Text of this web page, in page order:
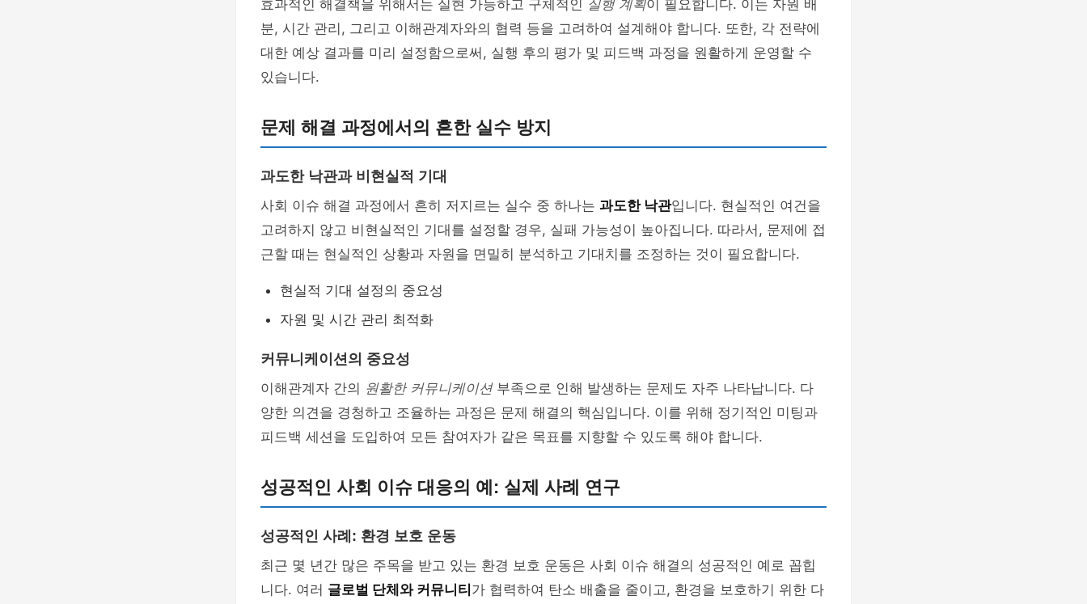
효과적인 해결책을 위해서는 실현 가능하고 구체적인 실행 계획이 필요합니다. 이는 자원 배
분, 시간 관리, 그리고 이해관계자와의 협력 등을 고려하여 설계해야 합니다. 또한, 각 전략에
대한 예상 결과를 미리 설정함으로써, 실행 후의 평가 및 피드백 과정을 원활하게 운영할 수
있습니다.
문제 해결 과정에서의 흔한 실수 방지
과도한 낙관과 비현실적 기대
사회 이슈 해결 과정에서 흔히 저지르는 실수 중 하나는 과도한 낙관입니다. 현실적인 여건을
고려하지 않고 비현실적인 기대를 설정할 경우, 실패 가능성이 높아집니다. 따라서, 문제에 접
근할 때는 현실적인 상황과 자원을 면밀히 분석하고 기대치를 조정하는 것이 필요합니다.
현실적 기대 설정의 중요성
자원 및 시간 관리 최적화
커뮤니케이션의 중요성
이해관계자 간의 원활한 커뮤니케이션부족으로 인해 발생하는 문제도 자주 나타납니다. 다
양한 의견을 경청하고 조율하는 과정은 문제 해결의 핵심입니다. 이를 위해 정기적인 미팅과
피드백 세션을 도입하여 모든 참여자가 같은 목표를 지향할 수 있도록 해야 합니다.
성공적인 사회 이슈 대응의 예: 실제 사례 연구
성공적인 사례: 환경 보호 운동
최근 몇 년간 많은 주목을 받고 있는 환경 보호 운동은 사회 이슈 해결의 성공적인 예로 꼽힙
니다. 여러 글로벌 단체와 커뮤니티 가 협력하여 탄소 배출을 줄이고, 환경을 보호하기 위한 다